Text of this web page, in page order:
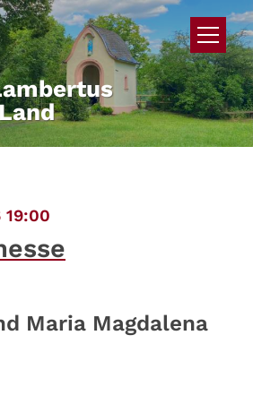
19:00
Maria Magdalena